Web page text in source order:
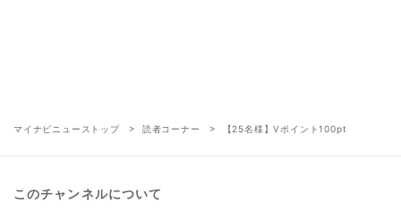
マイナビニューストップ 読者コーナー 【25名様】Vポイント100pt
このチャンネルについて